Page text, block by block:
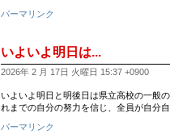
パーマリンク
いよいよ明日は...
2026年 2 月 17日 火曜日 15:37 +0900
いよいよ明日と明後日は県立高校の一般
れまでの自分の努力を信じ、全員が自分
パーマリンク